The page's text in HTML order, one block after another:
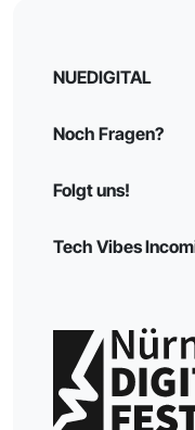
NUEDIGITAL
Noch Fragen?
Folgt uns!
Tech Vibes